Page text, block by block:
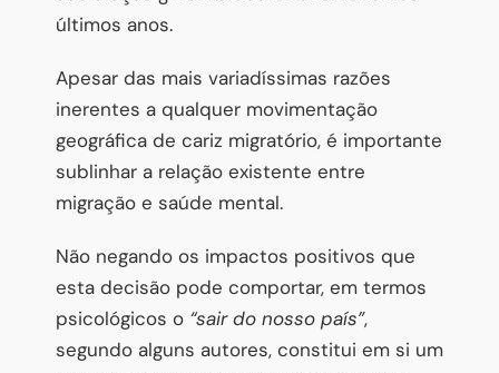
últimos anos.
Apesar das mais variadíssimas razões
inerentes a qualquer movimentação
geográfica de cariz migratório, é importante
sublinhar a relação existente entre
migração e saúde mental.
Não negando os impactos positivos que
esta decisão pode comportar, em termos
psicológicos o “sair do nosso país”,
segundo alguns autores, constitui em si um